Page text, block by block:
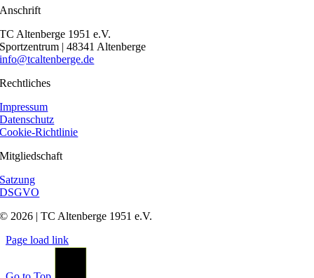
Anschrift
TC Altenberge 1951 e.V.
Sportzentrum | 48341 Altenberge
info@tcaltenberge.de
Rechtliches
Impressum
Datenschutz
Cookie-Richtlinie
Mitgliedschaft
Satzung
DSGVO
© 2026 | TC Altenberge 1951 e.V.
Page load link